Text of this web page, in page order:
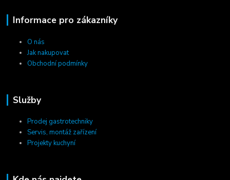
Informace pro zákazníky
O nás
Jak nakupovat
Obchodní podmínky
Služby
Prodej gastrotechniky
Servis, montáž zařízení
Projekty kuchyní